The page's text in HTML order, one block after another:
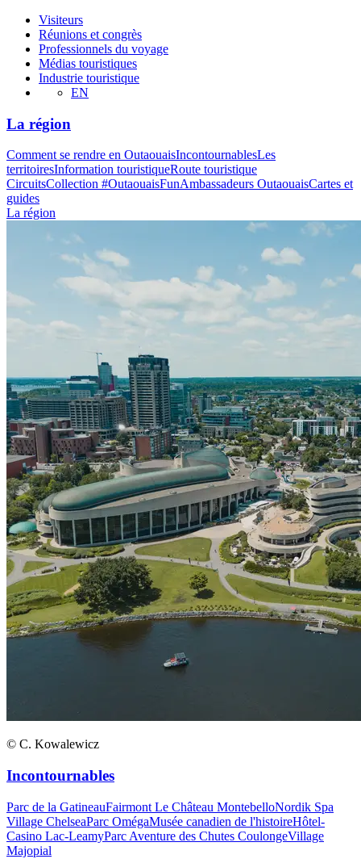
Visiteurs
Réunions et congrès
Professionnels du voyage
Médias touristiques
Industrie touristique
EN
La région
Comment se rendre en OutaouaisIncontournablesLes
territoiresInformation touristiqueRoute touristique
CircuitsCollection #OutaouaisFunAmbassadeurs OutaouaisCartes et
guides
La région
© C. Kowalewicz
Incontournables
Parc de la GatineauFairmont Le Château MontebelloNordik Spa
Village ChelseaParc OmégaMusée canadien de l'histoireHôtel-
Casino Lac-LeamyParc Aventure des Chutes CoulongeVillage
Majopial